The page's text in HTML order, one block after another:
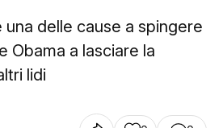
delle cause a spingere
Obama a lasciare la
lidi